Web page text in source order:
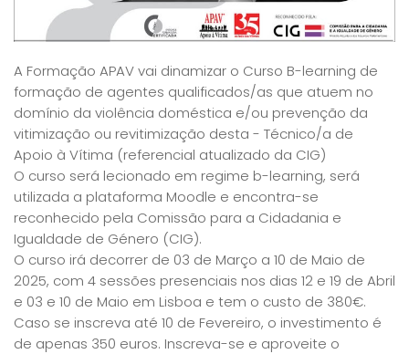
A Formação APAV vai dinamizar o Curso B-learning de
formação de agentes qualificados/as que atuem no
domínio da violência doméstica e/ou prevenção da
vitimização ou revitimização desta - Técnico/a de
Apoio à Vítima (referencial atualizado da CIG)
O curso será lecionado em regime b-learning, será
utilizada a plataforma Moodle e encontra-se
reconhecido pela Comissão para a Cidadania e
Igualdade de Género (CIG).
O curso irá decorrer de 03 de Março a 10 de Maio de
2025, com 4 sessões presenciais nos dias 12 e 19 de Abril
e 03 e 10 de Maio em Lisboa e tem o custo de 380€.
Caso se inscreva até 10 de Fevereiro, o investimento é
de apenas 350 euros. Inscreva-se e aproveite o